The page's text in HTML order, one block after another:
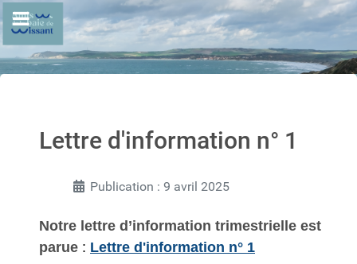
Lettre d'information n° 1
Publication : 9 avril 2025
Notre lettre d’information trimestrielle est
parue : Lettre d'information n° 1